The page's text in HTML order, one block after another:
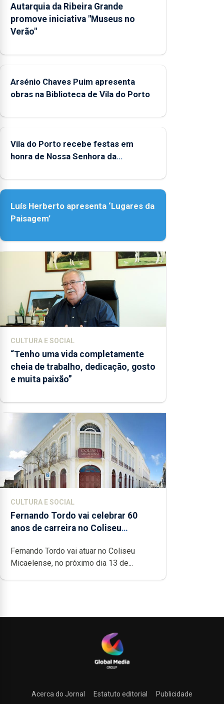
18h00.
Autarquia da Ribeira Grande
promove iniciativa "Museus no
Verão"
Arsénio Chaves Puim apresenta
obras na Biblioteca de Vila do Porto
Vila do Porto recebe festas em
honra de Nossa Senhora da
Luís Herberto apresenta ‘Lugares da
Paisagem’
CULTURA E SOCIAL
“Tenho uma vida completamente
cheia de trabalho, dedicação, gosto
e muita paixão”
CULTURA E SOCIAL
Fernando Tordo vai celebrar 60
anos de carreira no Coliseu
Fernando Tordo vai atuar no Coliseu
Micaelense, no próximo dia 13 de...
Acerca do Jornal Estatuto editorial Publicidade